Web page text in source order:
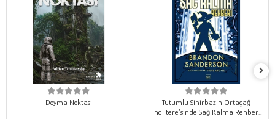
Doyma Noktası
Tutumlu Sihirbazın Ortaçağ
İngiltere’sinde Sağ Kalma Rehberi